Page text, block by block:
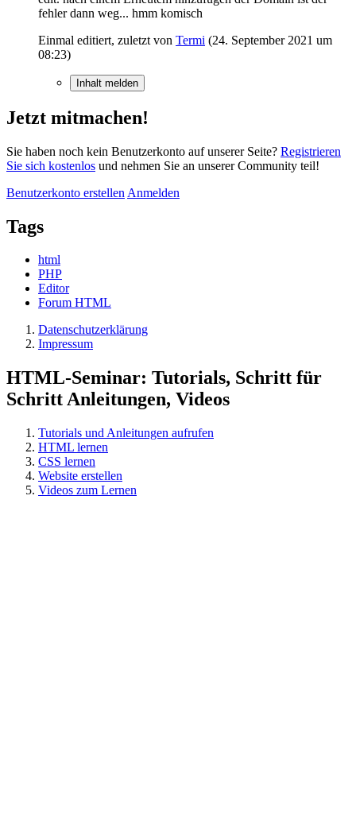
fehler dann weg... hmm komisch
Einmal editiert, zuletzt von Termi (24. September 2021 um
08:23)
Inhalt melden
Jetzt mitmachen!
Sie haben noch kein Benutzerkonto auf unserer Seite? Registrieren
Sie sich kostenlos und nehmen Sie an unserer Community teil!
Benutzerkonto erstellen Anmelden
Tags
html
PHP
Editor
Forum HTML
Datenschutzerklärung
Impressum
HTML-Seminar: Tutorials, Schritt für
Schritt Anleitungen, Videos
Tutorials und Anleitungen aufrufen
HTML lernen
CSS lernen
Website erstellen
Videos zum Lernen